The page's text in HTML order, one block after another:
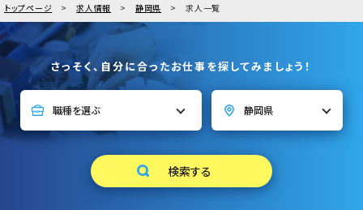
トップページ 求人情報 静岡県 求人一覧
さっそく、自分に合ったお仕事を探してみましょう！